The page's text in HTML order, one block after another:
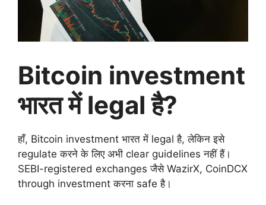
Bitcoin investment
भारत में legal है?
हाँ, Bitcoin investment भारत में legal है, लेकिन इसे
regulate करने के लिए अभी clear guidelines नहीं हैं।
SEBI-registered exchanges जैसे WazirX, CoinDCX
through investment करना safe है।